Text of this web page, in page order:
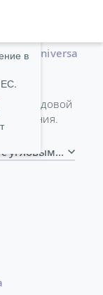
Universa
с передовой
кабель с угловым
в
ЕС.